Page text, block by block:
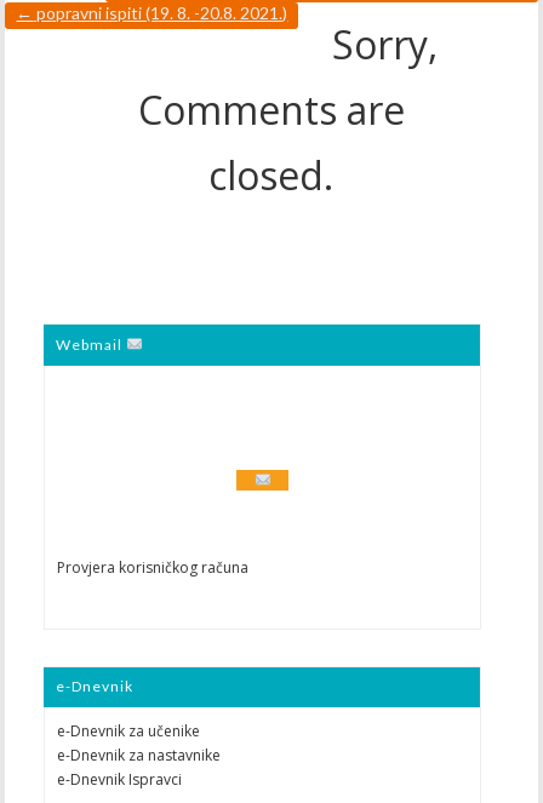
← popravni ispiti (19. 8. -20.8. 2021.)
Sorry,
Comments are
closed.
Webmail
Provjera korisničkog računa
e-Dnevnik
e-Dnevnik za učenike
e-Dnevnik za nastavnike
e-Dnevnik Ispravci